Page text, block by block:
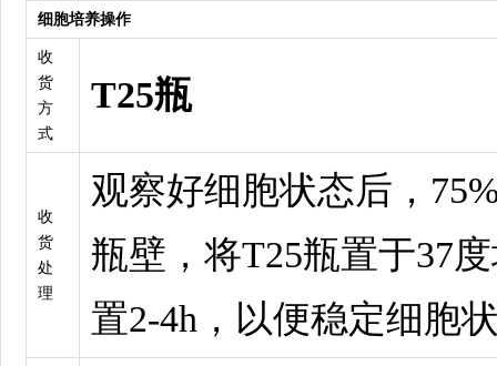
细胞培养操作
收
货
方
式
T25瓶
收
货
处
理
观察好细胞状态后，
瓶壁，将T25瓶置于37
置2-4h，以便稳定细胞